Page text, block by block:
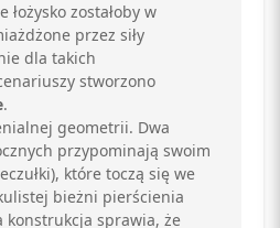
łożysko zostałoby w
przez siły
dla takich
stworzono
.
geometrii. Dwa
przypominają swoim
które toczą się we
bieżni pierścienia
konstrukcja sprawia, że